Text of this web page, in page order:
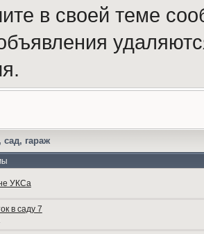
в своей теме
гараж
УКСа
в саду 7